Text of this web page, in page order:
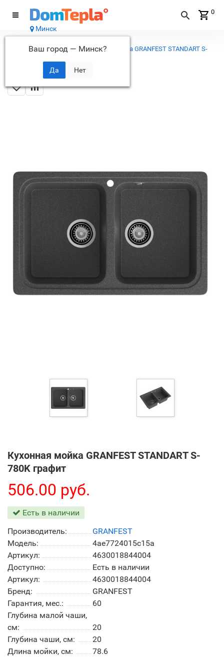
Минск
Ваш город — Минск?
Каталог
0
Кухонные мойки
Кухонная мойка GRANFEST STANDART S-
780K графит
Кухонная мойка GRANFEST STANDART S-
780K графит
506.00 руб.
Есть в наличии
Производитель:
GRANFEST
Модель:
4ae7724015c15a
Артикул:
4630018844004
Доступно:
Есть в наличии
Артикул:
4630018844004
Бренд:
GRANFEST
Гарантия, мес.:
60
Глубина малой чаши,
см:
20
Глубина чаши, см:
20
Длина мойки, см:
78.6